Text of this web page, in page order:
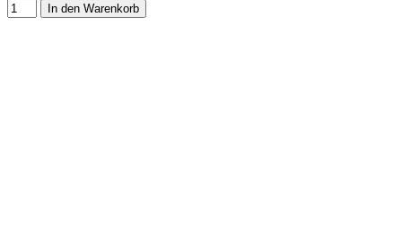
In den Warenkorb